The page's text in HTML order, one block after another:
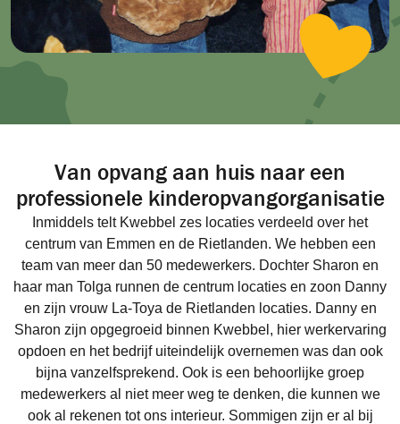
Van opvang aan huis naar een
professionele kinderopvangorganisatie
Inmiddels telt Kwebbel zes locaties verdeeld over het
centrum van Emmen en de Rietlanden. We hebben een
team van meer dan 50 medewerkers. Dochter Sharon en
haar man Tolga runnen de centrum locaties en zoon Danny
en zijn vrouw La-Toya de Rietlanden locaties. Danny en
Sharon zijn opgegroeid binnen Kwebbel, hier werkervaring
opdoen en het bedrijf uiteindelijk overnemen was dan ook
bijna vanzelfsprekend. Ook is een behoorlijke groep
medewerkers al niet meer weg te denken, die kunnen we
ook al rekenen tot ons interieur. Sommigen zijn er al bij